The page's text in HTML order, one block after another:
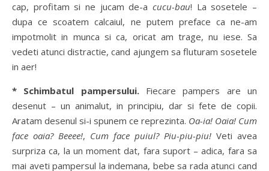
cap, profitam si ne jucam de-a cucu-bau! La sosetele –
dupa ce scoatem calcaiul, ne putem preface ca ne-am
impotmolit in munca si ca, oricat am trage, nu iese. Sa
vedeti atunci distractie, cand ajungem sa fluturam sosetele
in aer!
* Schimbatul pampersului.Fiecare pampers are un
desenut – un animalut, in principiu, dar si fete de copii.
Aratam desenul si-i spunem ce reprezinta. Oa-ia! Oaia! Cum
face oaia? Beeee!, Cum face puiul? Piu-piu-piu! Veti avea
surpriza ca, la un moment dat, fara suport – adica, fara sa
mai aveti pampersul la indemana, bebe sa rada atunci cand